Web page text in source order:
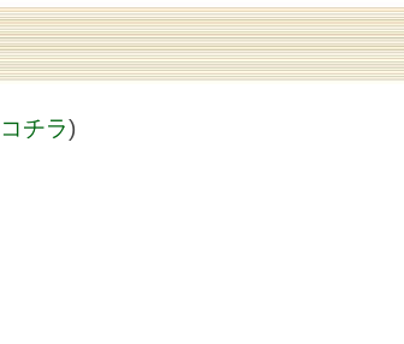
コチラ)